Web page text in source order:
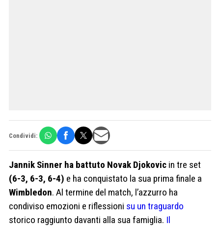
Condividi:
Jannik Sinner ha battuto Novak Djokovic in tre set
(6-3, 6-3, 6-4) e ha conquistato la sua prima finale a
Wimbledon. Al termine del match, l’azzurro ha
condiviso emozioni e riflessioni su un traguardo
storico raggiunto davanti alla sua famiglia. Il